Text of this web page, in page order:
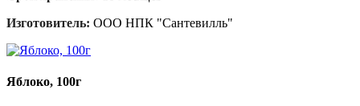
Изготовитель: ООО НПК "Сантевилль"
Яблоко, 100г